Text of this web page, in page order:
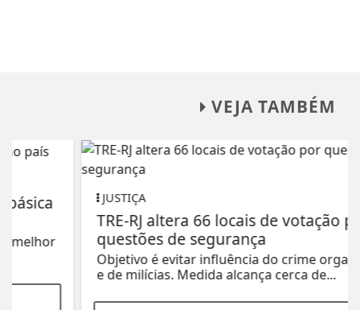
VEJA TAMBÉM
JUSTIÇA
TRE-RJ altera 66 locais de votação por
questões de segurança
Objetivo é evitar influência do crime organizado
e de milícias. Medida alcança cerca de...